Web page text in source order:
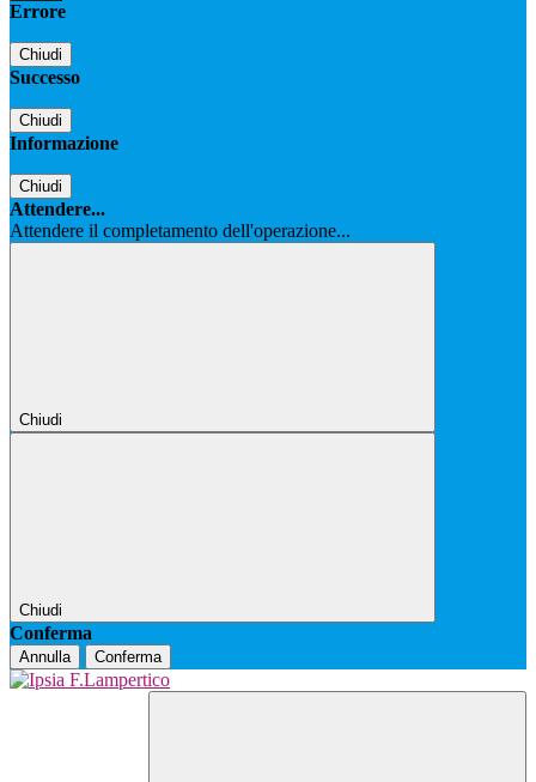
Errore
Chiudi
Successo
Chiudi
Informazione
Chiudi
Attendere...
Attendere il completamento dell'operazione...
Chiudi
Chiudi
Conferma
Annulla Conferma